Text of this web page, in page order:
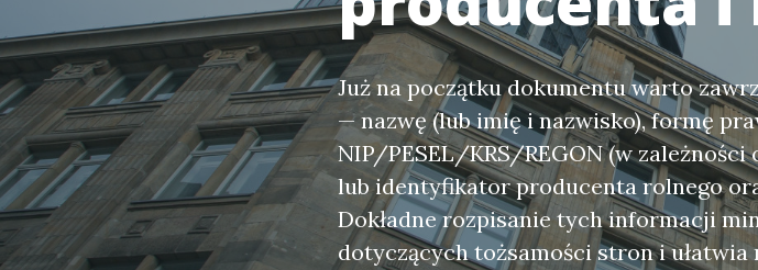
Już na początku dokumentu warto
— nazwę (lub imię i nazwisko), formę
NIP/PESEL/KRS/REGON (w
lub identyfikator producenta rolnego
Dokładne rozpisanie tych informacji
dotyczących tożsamości stron i ułatwia